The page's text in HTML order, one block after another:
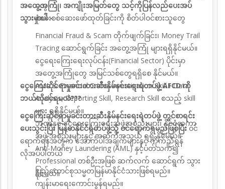
တွေ
စုံစမ်းစစ်ဆေးဖော်ထုတ်ခြင်းကို စိတ်ပါဝင်စားသူတွေ
အတွေ့အကြုံ၊ အကျိုးအမြတ်တွေ သင့်ကိုပြန်လည်ပေးအပ်
သွားမှာပါ -
Financial Fraud & Scam တိုက်ဖျက်ခြင်း၊ Money Trail
Tracing ဆောင်ရွက်ခြင်း အတွေ့အကြုံ များရရှိနိုင်မယ်။
ငွေရေးကြေးရေးလုပ်ငန်း(Financial Sector) ပိုင်းမှာ
အတွေ့အကြုံတွေ အမြင်သစ်တွေရရှိစေ နိုင်မယ်။
AML & Financial Crime Investigation Skill ၊ Data
Analysis,Reporting Skill, Research Skill စသည့် skill
များ ရရှိနိုင်မယ်။
ဘဏ်နှင့် ငွေရေးကြေးရေးအဖွဲ့အစည်းများ၊ နိုင်ငံတကာ
အဖွဲ့ အစည်းများနှင့် အဆက်အသွယ် ရရှိ နိုင်မယ်။
Anti-Money Laundering (AML) နှင့်ပတ်သက်၍
Professional တစ်ဦးအဖြစ် ဆက်လက် ဆောင်ရွက် သွား
နိုင်မယ်။
ငွေကြေးဆိုင်ရာမှုခင်းတားဆီးနှိမ်နင်းရေးရဲတပ်ဖွဲ့ AFCD ကို
ဘယ်လိုဝင်ရမလဲ???
ငွေကြေးဆိုင်ရာမှုခင်းတားဆီးနှိမ်နင်းရေးရဲတပ်ဖွဲ့ တွင်စာရင်း
ပေးသွင်းပြီး မြန်မာနိုင်ငံရဲတပ်ဖွဲ့သို့ဝင်ရောက်ရမည်ဖြစ်ပြီးဝင်
ရောက်ရန်အတွက် အောက်ပါအချက်များနှင့် ကိုက်ညီရန်
လိုအပ်ပါတယ်
ပြည်ထောင်စုသမ္မတမြန်မာနိုင်ငံသားဖြစ်ရမည်။
ကျန်းမာရေးကောင်းမွန်ရမည်။